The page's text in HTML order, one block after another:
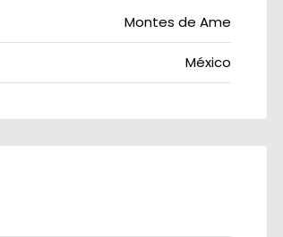
Montes de Ame
México